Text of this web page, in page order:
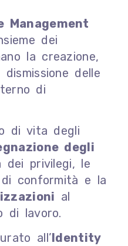
Management
dei
la creazione,
dismissione delle
di
di vita degli
degli
dei privilegi, le
conformità e la
al
di lavoro.
all’ Identity